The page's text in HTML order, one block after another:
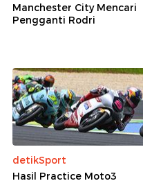
Manchester City Mencari
Pengganti Rodri
detikSport
Hasil Practice Moto3